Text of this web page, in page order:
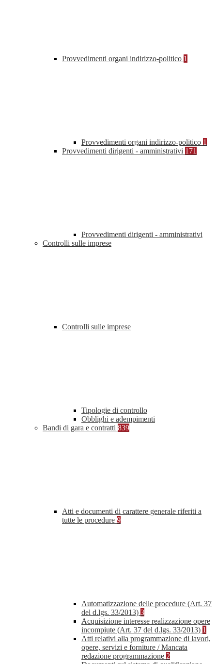
Provvedimenti organi indirizzo-politico 1
Provvedimenti organi indirizzo-politico 1
Provvedimenti dirigenti - amministrativi 171
Provvedimenti dirigenti - amministrativi
Controlli sulle imprese
Controlli sulle imprese
Tipologie di controllo
Obblighi e adempimenti
Bandi di gara e contratti 839
Atti e documenti di carattere generale riferiti a
tutte le procedure 9
Automatizzazione delle procedure (Art. 37
del d.lgs. 33/2013) 3
Acquisizione interesse realizzazione opere
incompiute (Art. 37 del d.lgs. 33/2013) 1
Atti relativi alla programmazione di lavori,
opere, servizi e forniture / Mancata
redazione programmazione 2